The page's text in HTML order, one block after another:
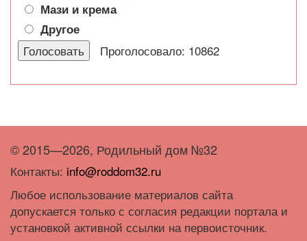
Мази и крема
Другое
Проголосовало: 10862
© 2015—2026, Родильный дом №32
Контакты: info@roddom32.ru
Любое использование материалов сайта
допускается только с согласия редакции портала и
установкой активной ссылки на первоисточник.